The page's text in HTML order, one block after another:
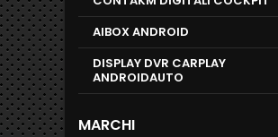
AIBOX ANDROID
DISPLAY DVR CARPLAY
ANDROIDAUTO
MARCHI